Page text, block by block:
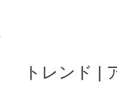
トレンド |